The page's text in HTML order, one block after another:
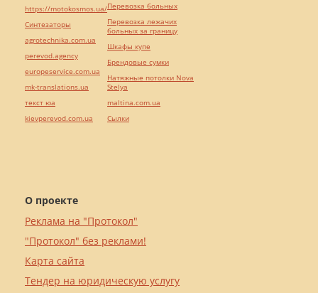
О проекте
Реклама на "Протокол"
"Протокол" без реклами!
Карта сайта
Тендер на юридическую услугу
https://motokosmos.ua/
Синтезаторы
agrotechnika.com.ua
perevod.agency
europeservice.com.ua
mk-translations.ua
текст юа
kievperevod.com.ua
Перевозка больных
Перевозка лежачих
больных за границу
Шкафы купе
Брендовые сумки
Натяжные потолки Nova
Stelya
maltina.com.ua
Cылки